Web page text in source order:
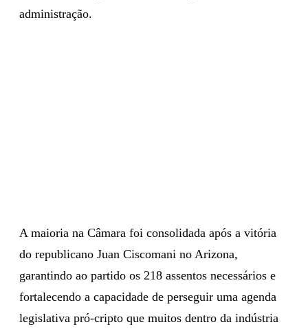
administração.
A maioria na Câmara foi consolidada após a vitória
do republicano Juan Ciscomani no Arizona,
garantindo ao partido os 218 assentos necessários e
fortalecendo a capacidade de perseguir uma agenda
legislativa pró-cripto que muitos dentro da indústria